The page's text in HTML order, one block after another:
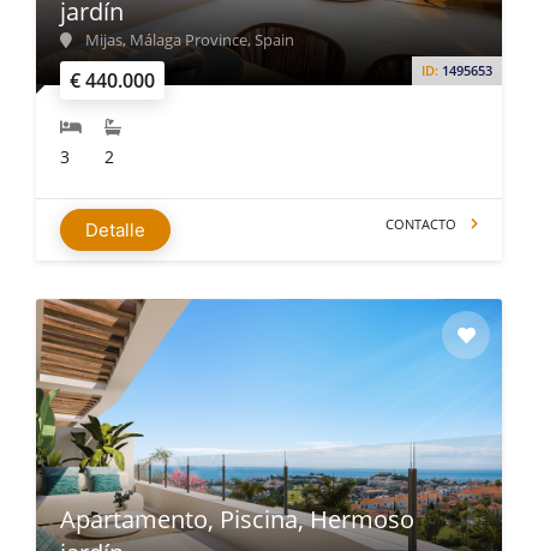
€ 440.000 ID: 1495653
jardín
Mijas, Málaga Province, Spain
3 2
Detalle CONTACTO
Apartamento, Piscina, Hermoso